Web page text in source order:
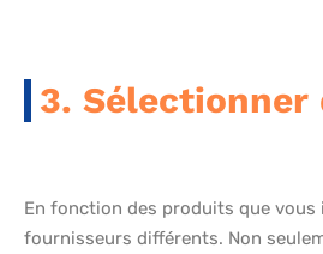
3.
En fonction des produits que
fournisseurs différents. Non